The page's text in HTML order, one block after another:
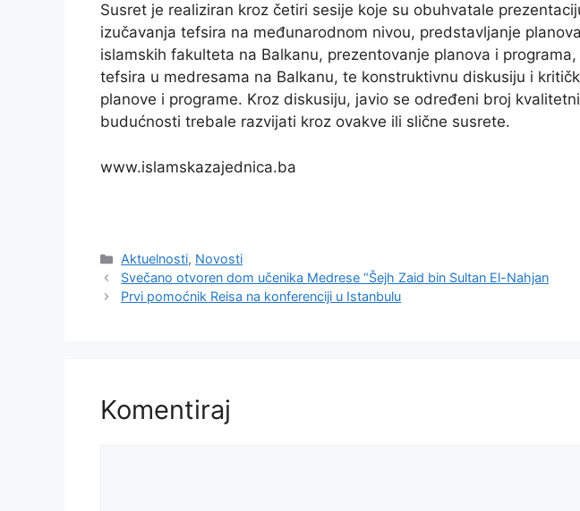
Susret je realiziran kroz četiri sesije koje su obuhvatale
izučavanja tefsira na međunarodnom nivou, predstavljanje
islamskih fakulteta na Balkanu, prezentovanje planova i
tefsira u medresama na Balkanu, te konstruktivnu diskusiju i
planove i programe. Kroz diskusiju, javio se određeni broj
budućnosti trebale razvijati kroz ovakve ili slične susrete.
www.islamskazajednica.ba
Kategorije
Aktuelnosti, Novosti
Svečano otvoren dom učenika Medrese “Šejh Zaid bin Sultan El-Nahjan
Prvi pomoćnik Reisa na konferenciji u Istanbulu
Komentiraj